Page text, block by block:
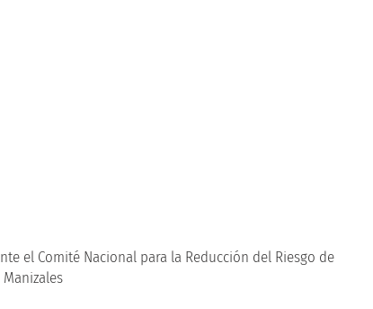
el Comité Nacional para la Reducción del Riesgo de